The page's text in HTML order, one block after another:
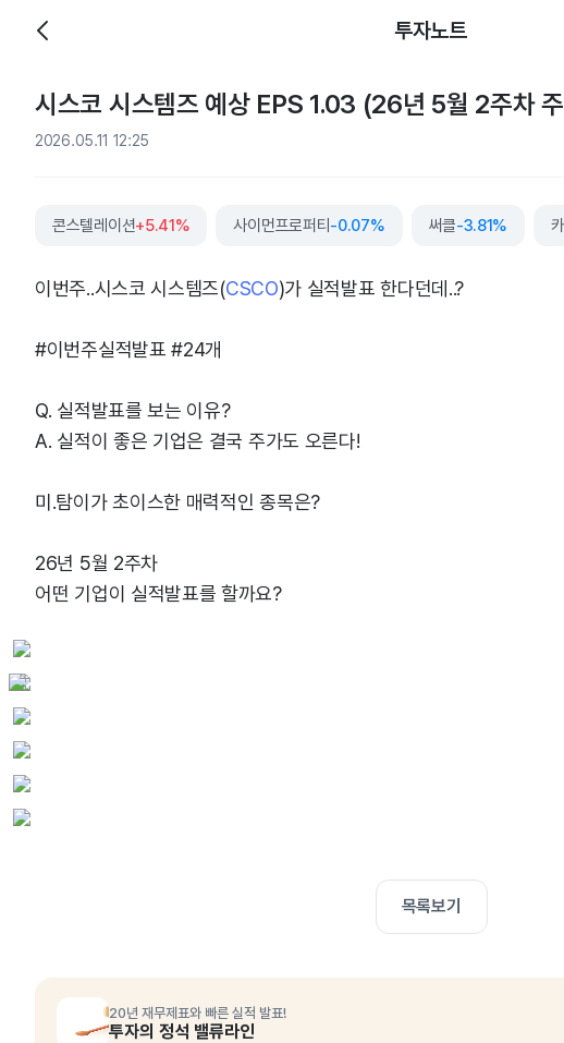
투자노트
시스코 시스템즈 예상 EPS 1.03 (26년 5월 2주차
2026.05.11 12:25
콘스텔레이션+5.41% 사이먼프로퍼티 -0.07% 써클-3.81%
이번주..시스코 시스템즈(CSCO)가 실적발표 한다던데..?
#이번주실적발표 #24개
Q. 실적발표를 보는 이유?
A. 실적이 좋은 기업은 결국 주가도 오른다!
미.탐이가 초이스한 매력적인 종목은?
26년 5월 2주차
어떤 기업이 실적발표를 할까요?
목록보기
20년 재무제표와 빠른 실적 발표!
투자의 정석 밸류라인